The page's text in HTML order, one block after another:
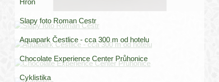
Slapy foto Roman Cestr
Aquapark Čestlice - cca 300 m od hotelu
Chocolate Experience Center Průhonice
Cyklistika